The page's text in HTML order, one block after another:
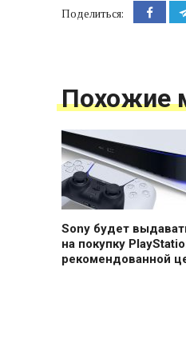
Поделиться:
Похожие
Sony будет
на покупку
рекомендованной